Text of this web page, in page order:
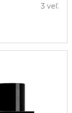
3 veľ.